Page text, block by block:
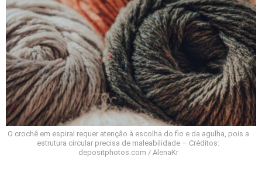
O crochê em espiral requer atenção à escolha do fio e da agulha, pois a
estrutura circular precisa de maleabilidade – Créditos:
depositphotos.com / AlenaKr